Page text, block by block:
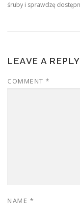
śruby i sprawdzę
LEAVE A REPLY
COMMENT *
NAME *